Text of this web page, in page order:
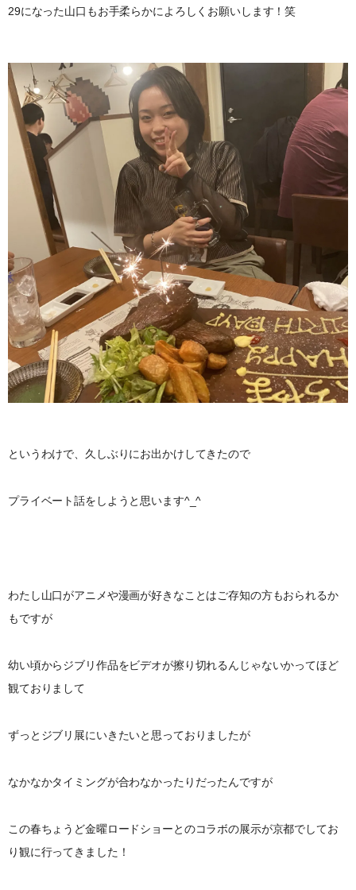
29になった山口もお手柔らかによろしくお願いします！笑
というわけで、久しぶりにお出かけしてきたので
プライベート話をしようと思います^_^
わたし山口がアニメや漫画が好きなことはご存知の方もおられるか
もですが
幼い頃からジブリ作品をビデオが擦り切れるんじゃないかってほど
観ておりまして
ずっとジブリ展にいきたいと思っておりましたが
なかなかタイミングが合わなかったりだったんですが
この春ちょうど金曜ロードショーとのコラボの展示が京都でしてお
り観に行ってきました！